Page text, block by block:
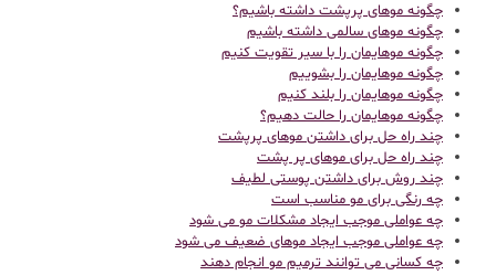
چگونه موهای پرپشت داشته باشیم؟
چگونه موهای سالمی داشته باشیم
چگونه موهایمان را با سیر تقویت کنیم
چگونه موهایمان را بشوییم
چگونه موهایمان را بلند کنیم
چگونه موهایمان را حالت دهیم؟
چند راه حل برای داشتن موهای پرپشت
چند راه حل برای موهای پر پشت
چند روش برای داشتن پوستی لطیف
چه رنگی برای مو مناسب است
چه عواملی موجب ایجاد مشکلات مو می شود
چه عواملی موجب ایجاد موهای ضعیف می شود
چه کسانی می توانند ترمیم مو انجام دهند